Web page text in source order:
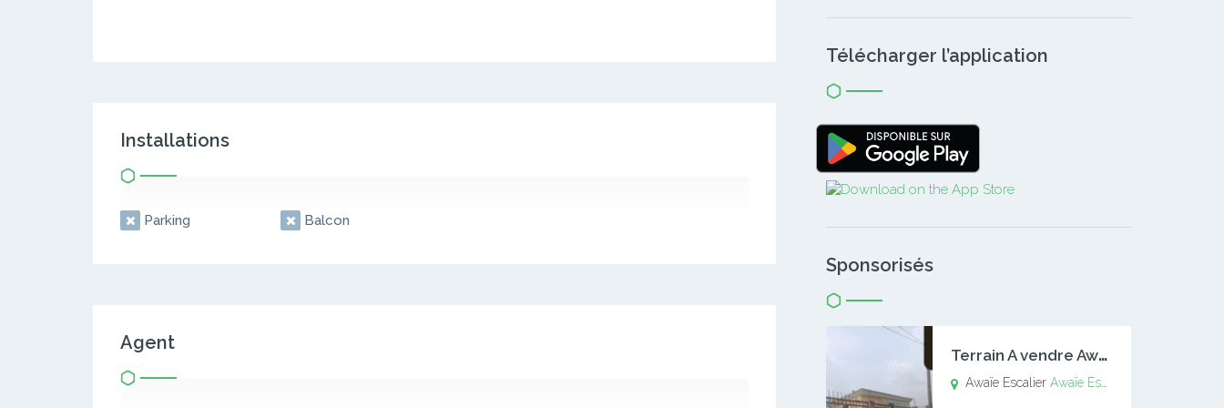
Installations
Parking Balcon
Agent
Télécharger l’application
Sponsorisés
T
errain A vendre Awaïe Escalier
Awaïe EscalierAwaïe Escalier